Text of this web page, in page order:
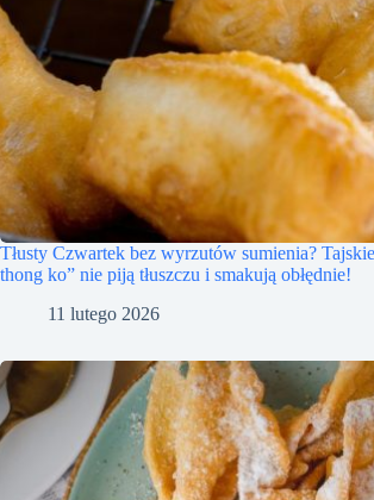
Tłusty Czwartek bez wyrzutów sumienia?
thong ko” nie piją tłuszczu i smakują obłędnie!
11 lutego 2026